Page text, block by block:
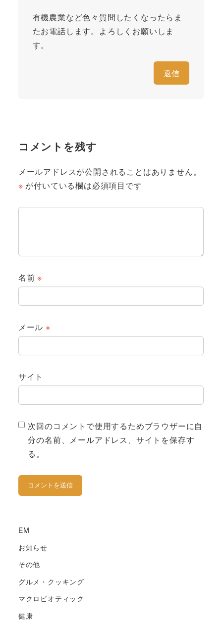
有機農業など色々質問したくなったらま
たお電話します。よろしくお願いしま
す。
返信
コメントを残す
メールアドレスが公開されることはありません。
※ が付いている欄は必須項目です
名前※
メール ※
サイト
次回のコメントで使用するためブラウザーに自
分の名前、メールアドレス、サイトを保存す
る。
EM
お知らせ
その他
グルメ・クッキング
マクロビオティック
健康